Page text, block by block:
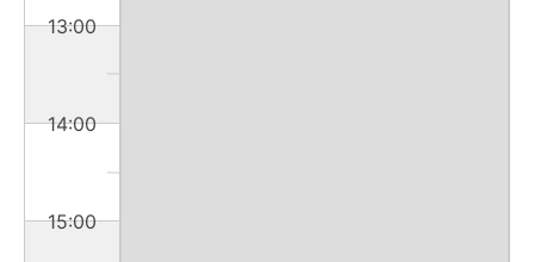
13:00
14:00
15:00